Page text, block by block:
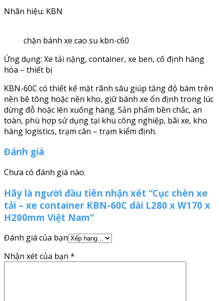
Nhãn hiệu: KBN
chặn bánh xe cao su kbn-c60
Ứng dụng: Xe tải nặng, container, xe ben, cố định hàng
hóa – thiết bị
KBN-60C có thiết kế mặt rãnh sâu giúp tăng độ bám trên
nền bê tông hoặc nền kho, giữ bánh xe ổn định trong lúc
dừng đỗ hoặc lên xuống hàng. Sản phẩm bền chắc, an
toàn, phù hợp sử dụng tại khu công nghiệp, bãi xe, kho
hàng logistics, trạm cân – trạm kiểm định.
Đánh giá
Chưa có đánh giá nào.
Hãy là người đầu tiên nhận xét “Cục chèn xe
tải – xe container KBN-60C dài L280 x W170 x
H200mm Việt Nam”
Đánh giá của bạn
Nhận xét của bạn *